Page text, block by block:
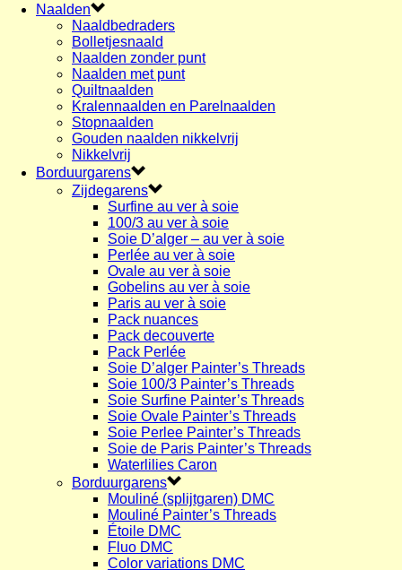
Naalden
Naaldbedraders
Bolletjesnaald
Naalden zonder punt
Naalden met punt
Quiltnaalden
Kralennaalden en Parelnaalden
Stopnaalden
Gouden naalden nikkelvrij
Nikkelvrij
Borduurgarens
Zijdegarens
Surfine au ver à soie
100/3 au ver à soie
Soie D’alger – au ver à soie
Perlée au ver à soie
Ovale au ver à soie
Gobelins au ver à soie
Paris au ver à soie
Pack nuances
Pack decouverte
Pack Perlée
Soie D’alger Painter’s Threads
Soie 100/3 Painter’s Threads
Soie Surfine Painter’s Threads
Soie Ovale Painter’s Threads
Soie Perlee Painter’s Threads
Soie de Paris Painter’s Threads
Waterlilies Caron
Borduurgarens
Mouliné (splijtgaren) DMC
Mouliné Painter’s Threads
Étoile DMC
Fluo DMC
Color variations DMC